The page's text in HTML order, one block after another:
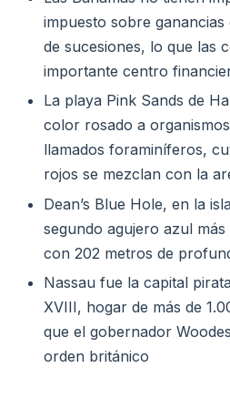
impuesto sobre
de sucesiones, lo que las
importante centro
La playa Pink Sands de
color rosado a
llamados foraminíferos,
rojos se mezclan con la
Dean’s Blue Hole, en la
segundo agujero azul
con 202 metros de
Nassau fue la capital
XVIII, hogar de más de
que el gobernador
orden británico